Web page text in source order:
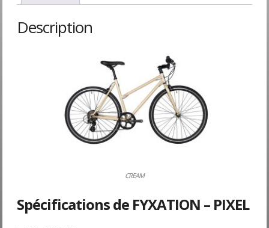
Description
CREAM
Spécifications de FYXATION – PIXEL